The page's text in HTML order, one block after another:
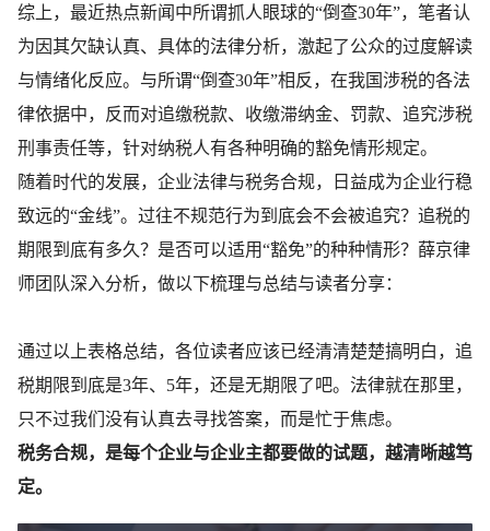
综上，最近热点新闻中所谓抓人眼球的“倒查30年”，笔者认
为因其欠缺认真、具体的法律分析，激起了公众的过度解读
与情绪化反应。与所谓“倒查30年”相反，在我国涉税的各法
律依据中，反而对追缴税款、收缴滞纳金、罚款、追究涉税
刑事责任等，针对纳税人有各种明确的豁免情形规定。
随着时代的发展，企业法律与税务合规，日益成为企业行稳
致远的“金线”。过往不规范行为到底会不会被追究？追税的
期限到底有多久？是否可以适用“豁免”的种种情形？薛京律
师团队深入分析，做以下梳理与总结与读者分享：
通过以上表格总结，各位读者应该已经清清楚楚搞明白，追
税期限到底是3年、5年，还是无期限了吧。法律就在那里，
只不过我们没有认真去寻找答案，而是忙于焦虑。
税务合规，是每个企业与企业主都要做的试题，越清晰越笃
定。